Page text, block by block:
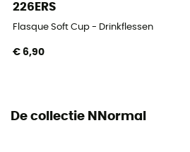
226ERS
Flasque Soft Cup - Drinkflessen
€ 6,90
De collectie NNormal